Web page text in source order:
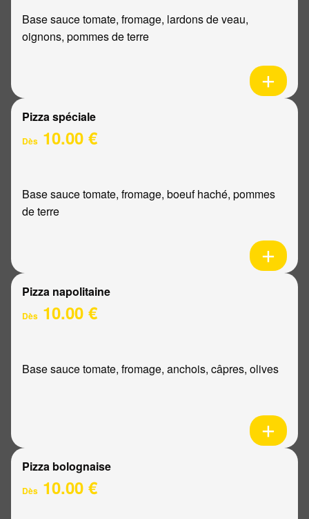
Base sauce tomate, fromage, lardons de veau,
oignons, pommes de terre
Pizza spéciale
Dès 10.00 €
Base sauce tomate, fromage, boeuf haché, pommes
de terre
Pizza napolitaine
Dès 10.00 €
Base sauce tomate, fromage, anchois, câpres, olives
Pizza bolognaise
Dès 10.00 €